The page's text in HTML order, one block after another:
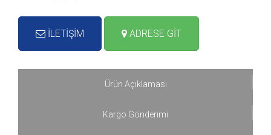
İLETİŞİM ADRESE GİT
Ürün Açıklaması
Kargo Gönderimi